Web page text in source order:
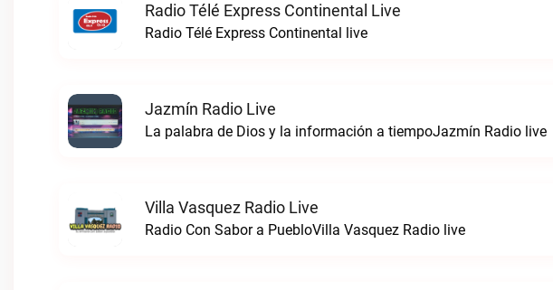
Radio Télé Express Continental Live
Radio Télé Express Continental live
Jazmín Radio Live
La palabra de Dios y la información a tiempoJazmín Radio live
Villa Vasquez Radio Live
Radio Con Sabor a PuebloVilla Vasquez Radio live